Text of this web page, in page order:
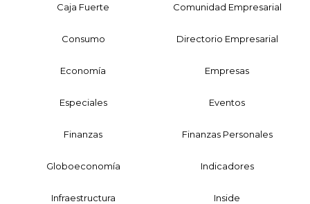
Caja Fuerte Comunidad Empresarial
Consumo Directorio Empresarial
Economía Empresas
Especiales Eventos
Finanzas Finanzas Personales
Globoeconomía Indicadores
Infraestructura Inside